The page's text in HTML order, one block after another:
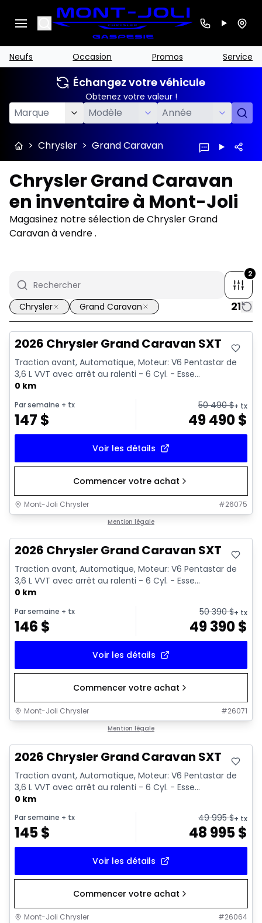
Search
Neufs Occasion Promos Service
Échangez votre véhicule
Obtenez votre valeur !
> Chrysler > Grand Caravan
Chrysler Grand Caravan
en inventaire à Mont-Joli
Magasinez notre sélection de Chrysler Grand
Caravan à vendre .
2
Chrysler Grand Caravan 21
2026 Chrysler Grand Caravan SXT
Traction avant, Automatique, Moteur: V6 Pentastar de
3,6 L VVT avec arrêt au ralenti - 6 Cyl. - Esse...
0 km
Par semaine + tx
147 $
50 490$+ tx
49 490$
Voir les détails
Commencer votre achat
Mont-Joli Chrysler #26075
Mention légale
2026 Chrysler Grand Caravan SXT
Traction avant, Automatique, Moteur: V6 Pentastar de
3,6 L VVT avec arrêt au ralenti - 6 Cyl. - Esse...
0 km
Par semaine + tx
146 $
50 390$+ tx
49 390$
Voir les détails
Commencer votre achat
Mont-Joli Chrysler #26071
Mention légale
2026 Chrysler Grand Caravan SXT
Traction avant, Automatique, Moteur: V6 Pentastar de
3,6 L VVT avec arrêt au ralenti - 6 Cyl. - Esse...
0 km
Par semaine + tx
145$
49 995$+ tx
48 995$
Voir les détails
Commencer votre achat
Mont-Joli Chrysler #26064